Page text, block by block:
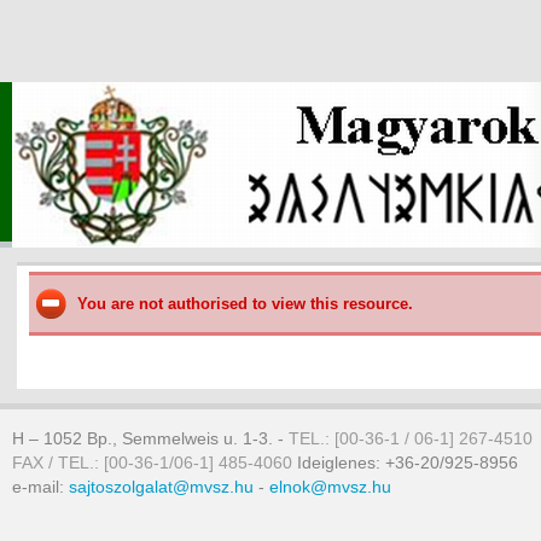
You are not authorised to view this resource.
H – 1052 Bp., Semmelweis u. 1-3. - TEL.: [00-36-1 / 06-1] 267-4510
FAX / TEL.: [00-36-1/06-1] 485-4060 Ideiglenes: +36-20/925-8956
e-mail: sajtoszolgalat@mvsz.hu - elnok@mvsz.hu